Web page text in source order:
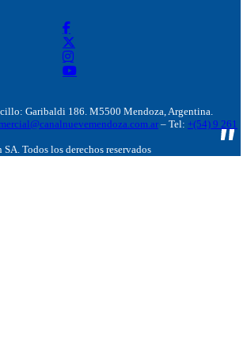
Garibaldi 186. M5500 Mendoza, Argentina.
– Tel: +(54) 9 261
Todos los derechos reservados